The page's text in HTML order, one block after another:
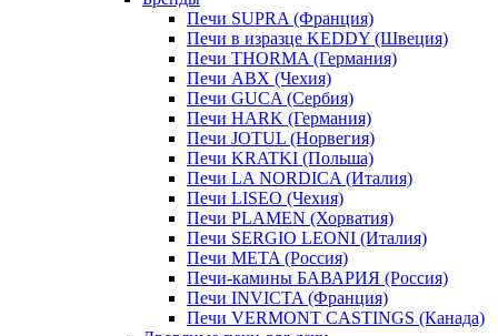
Печи SUPRA (Франция)
Печи в изразце KEDDY (Швеция)
Печи THORMA (Германия)
Печи ABX (Чехия)
Печи GUCA (Сербия)
Печи HARK (Германия)
Печи JOTUL (Норвегия)
Печи KRATKI (Польша)
Печи LA NORDICA (Италия)
Печи LISEO (Чехия)
Печи PLAMEN (Хорватия)
Печи SERGIO LEONI (Италия)
Печи META (Россия)
Печи-камины БАВАРИЯ (Россия)
Печи INVICTA (Франция)
Печи VERMONT CASTINGS (Канада)